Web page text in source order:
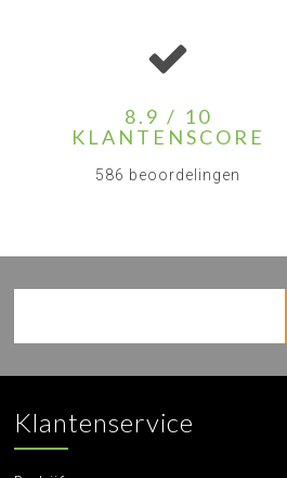
8.9 / 10
KLANTENSCORE
586 beoordelingen
Klantenservice